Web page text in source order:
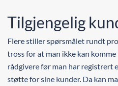
Tilgjengelig
Flere stiller spørsmålet rundt
tross for at man ikke kan
rådgivere før man har registrert
støtte for sine kunder. Da kan